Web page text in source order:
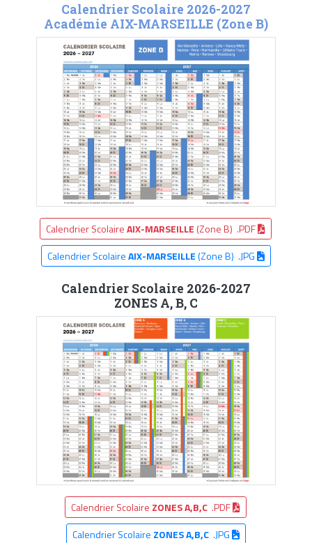
Calendrier Scolaire 2026-2027
Académie AIX-MARSEILLE (Zone B)
Calendrier ScolaireAIX-MARSEILLE (Zone B) .PDF
Calendrier ScolaireAIX-MARSEILLE(Zone B) .JPG
Calendrier Scolaire 2026-2027
ZONES A, B, C
Calendrier Scolaire ZONES A,B,C .PDF
Calendrier Scolaire ZONES A,B,C.JPG